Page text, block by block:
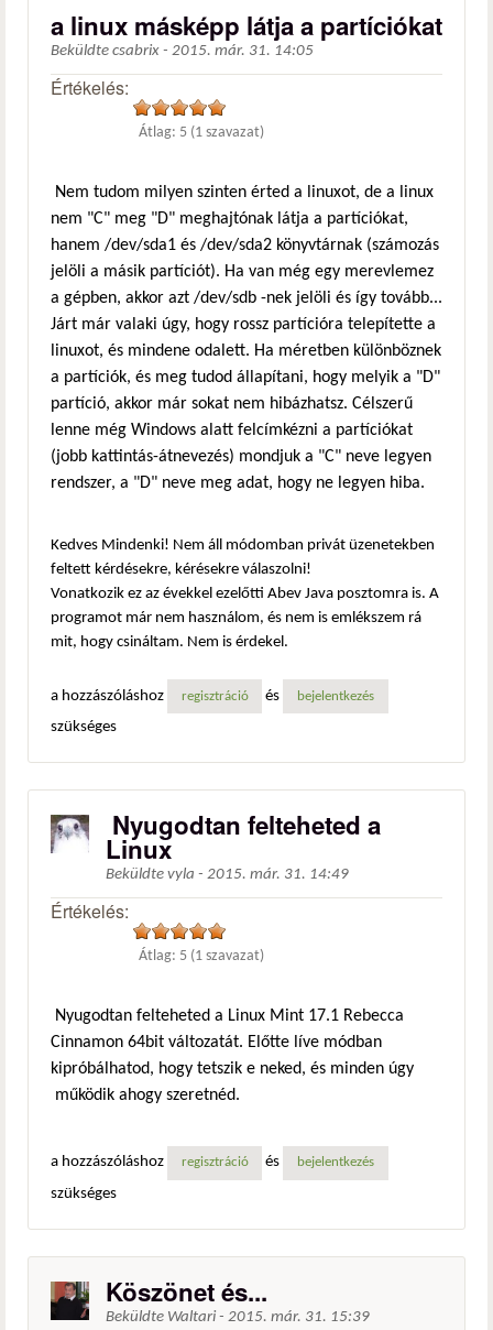
a linux másképp látja a partíciókat
Beküldte csabrix - 2015. már. 31. 14:05
Értékelés:
Átlag: 5 (1 szavazat)
Nem tudom milyen szinten érted a linuxot, de a linux
nem "C" meg "D" meghajtónak látja a partíciókat,
hanem /dev/sda1 és /dev/sda2 könyvtárnak (számozás
jelöli a másik partíciót). Ha van még egy merevlemez
a gépben, akkor azt /dev/sdb -nek jelöli és így tovább...
Járt már valaki úgy, hogy rossz partícióra telepítette a
linuxot, és mindene odalett. Ha méretben különböznek
a partíciók, és meg tudod állapítani, hogy melyik a "D"
partíció, akkor már sokat nem hibázhatsz. Célszerű
lenne még Windows alatt felcímkézni a partíciókat
(jobb kattintás-átnevezés) mondjuk a "C" neve legyen
rendszer, a "D" neve meg adat, hogy ne legyen hiba.
Kedves Mindenki! Nem áll módomban privát üzenetekben
feltett kérdésekre, kérésekre válaszolni!
Vonatkozik ez az évekkel ezelőtti Abev Java posztomra is. A
programot már nem használom, és nem is emlékszem rá
mit, hogy csináltam. Nem is érdekel.
a hozzászóláshoz regisztráció és bejelentkezés
szükséges
Nyugodtan felteheted a
Linux
Beküldte vyla - 2015. már. 31. 14:49
Értékelés:
Átlag: 5 (1 szavazat)
Nyugodtan felteheted a Linux Mint 17.1 Rebecca
Cinnamon 64bit változatát. Előtte líve módban
kipróbálhatod, hogy tetszik e neked, és minden úgy
működik ahogy szeretnéd.
a hozzászóláshoz regisztráció és bejelentkezés
szükséges
Köszönet és...
Beküldte Waltari - 2015. már. 31. 15:39